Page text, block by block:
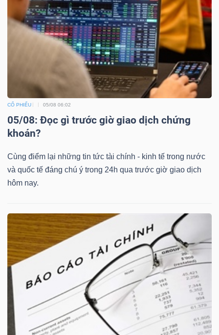
CỔ PHIẾU 05/08 06:02
05/08: Đọc gì trước giờ giao dịch chứng
khoán?
Cùng điểm lại những tin tức tài chính - kinh tế trong nước
và quốc tế đáng chú ý trong 24h qua trước giờ giao dịch
hôm nay.